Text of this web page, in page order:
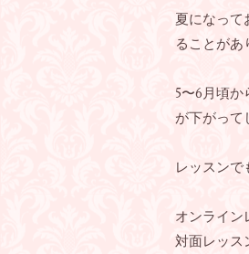
夏になって
ることがあ
5〜6月頃
が下がって
レッスンで
オンライン
対面レッス